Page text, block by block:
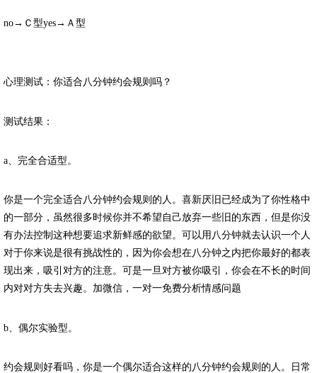
no→Ｃ型yes→Ａ型
心理测试：你适合八分钟约会规则吗？
测试结果：
a、完全合适型。
你是一个完全适合八分钟约会规则的人。喜新厌旧已经成为了你性格中
的一部分，虽然很多时候你并不希望自己放弃一些旧的东西，但是你没
有办法控制这种想要追求新鲜感的欲望。可以用八分钟就去认识一个人
对于你来说是很有挑战性的，因为你会想在八分钟之内把你最好的都表
现出来，吸引对方的注意。可是一旦对方被你吸引，你会在不长的时间
内对对方失去兴趣。加微信，一对一免费分析情感问题
b、偶尔实验型。
约会规则好看吗，你是一个偶尔适合这样的八分钟约会规则的人。日常